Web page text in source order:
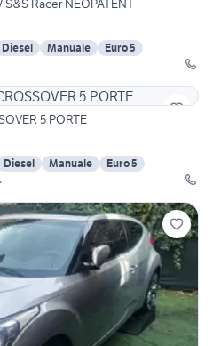
S&S Racer NEOPATENT
Diesel Manuale
Euro 5
5 PORTE
Diesel Manuale
Euro 5